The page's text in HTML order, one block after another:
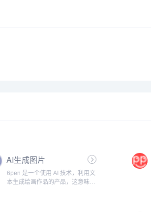
AI生成图片
6pen 是一个使用 AI 技术，利用文
本生成绘画作品的产品，这意味